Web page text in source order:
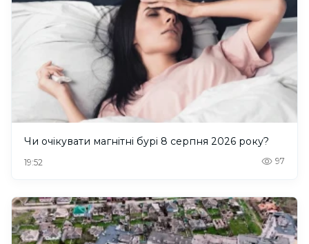
Чи очікувати магнітні бурі 8 серпня 2026 року?
19:52 97